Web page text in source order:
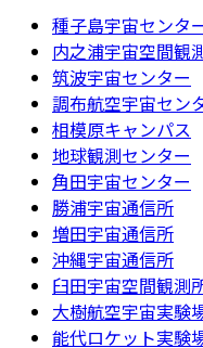
種子島宇宙センタ
内之浦宇宙空間観
筑波宇宙センター
調布航空宇宙セン
相模原キャンパス
地球観測センター
角田宇宙センター
勝浦宇宙通信所
増田宇宙通信所
沖縄宇宙通信所
臼田宇宙空間観測
大樹航空宇宙実験
能代ロケット実験